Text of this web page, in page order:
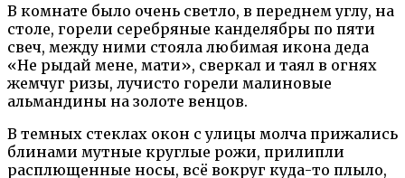
В комнате было очень светло, в переднем углу, на
столе, горели серебряные канделябры по пяти
свеч, между ними стояла любимая икона деда
«Не рыдай мене, мати», сверкал и таял в огнях
жемчуг ризы, лучисто горели малиновые
альмандины на золоте венцов.
В темных стеклах окон с улицы молча прижались
блинами мутные круглые рожи, прилипли
расплющенные носы, всё вокруг куда-то плыло,